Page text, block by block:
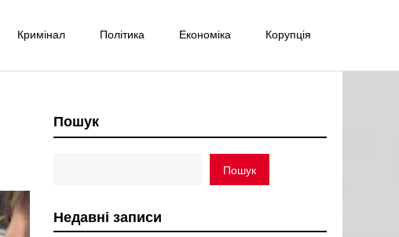
Кримінал Політика Економіка Корупція
Пошук
Пошук
Недавні записи